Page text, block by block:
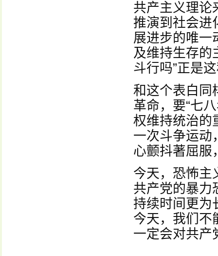
共产主义理论
推演到社会进
展进步的唯一
及维持生存的
斗行吗”正是
和这个表白同
革命，要“七
权维持统治的
一次斗争运动
心颤抖著屈服
今天，恐怖主
共产党的暴力
持续时间更为
今天，我们不
一定会对共产